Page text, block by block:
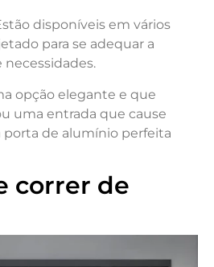
disponíveis em vários
para se adequar a
necessidades.
opção elegante e que
uma entrada que cause
de alumínio perfeita
correr de